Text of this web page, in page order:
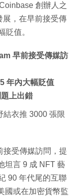
創辦人之
展，在早前接受傳
貶值。
早前接受傳媒訪
年內大幅貶值
上出錯
結衣推 3000 張限
接受傳媒訪問，提
坦言 9 成 NFT 藝
90 年代尾的互聯
國或在加密貨幣監